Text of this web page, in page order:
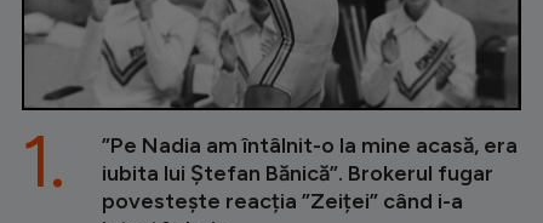
”Pe Nadia am întâlnit-o la mine acasă, era
iubita lui Ștefan Bănică”. Brokerul fugar
povestește reacția ”Zeiței” când i-a
1.